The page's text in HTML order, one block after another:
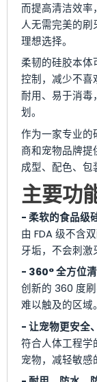
而提高清洁效率
人无需完美的刷
理想选择。
柔韧的硅胶本体
控制，减少不喜
耐用、易于消毒
划。
作为一家专业的
商和宠物品牌提
成型、配色、包
主要功
- 柔软的食品级
由 FDA 级不含
牙垢，不会刺激
- 360° 全方位
创新的 360 度
难以触及的区域。
- 让宠物更安全
符合人体工程学
宠物，减轻敏感